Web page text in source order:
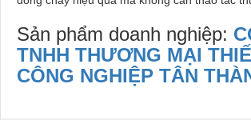
Sản phẩm doanh nghiệp:
TNHH THƯƠNG MẠI
CÔNG NGHIỆP TÂN